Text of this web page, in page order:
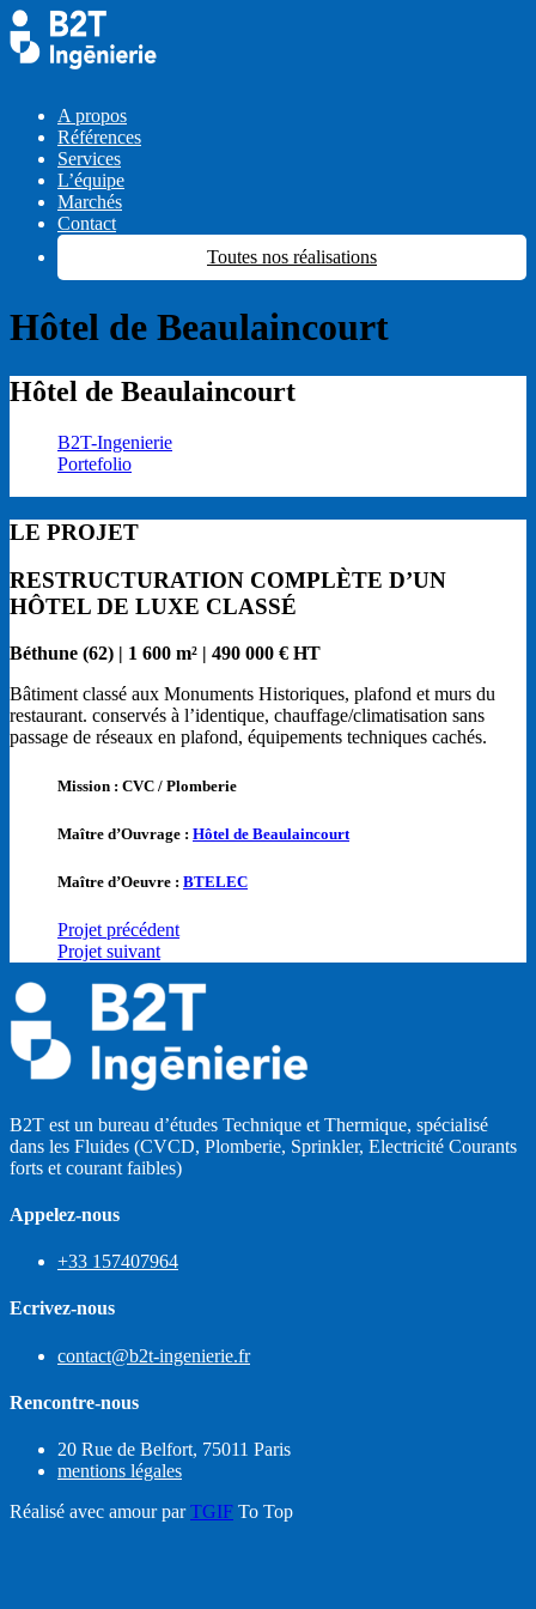
A propos
Références
Services
L’équipe
Marchés
Contact
Toutes nos réalisations
Hôtel de Beaulaincourt
Hôtel de Beaulaincourt
B2T-Ingenierie
Portefolio
LE PROJET
RESTRUCTURATION COMPLÈTE D’UN
HÔTEL DE LUXE CLASSÉ
Béthune (62) | 1 600 m² | 490 000 € HT
Bâtiment classé aux Monuments Historiques, plafond et murs du
restaurant. conservés à l’identique, chauffage/climatisation sans
passage de réseaux en plafond, équipements techniques cachés.
Mission : CVC / Plomberie
Maître d’Ouvrage : Hôtel de Beaulaincourt
Maître d’Oeuvre : BTELEC
Projet précédent
Projet suivant
B2T est un bureau d’études Technique et Thermique, spécialisé
dans les Fluides (CVCD, Plomberie, Sprinkler, Electricité Courants
forts et courant faibles)
Appelez-nous
+33 157407964
Ecrivez-nous
contact@b2t-ingenierie.fr
Rencontre-nous
20 Rue de Belfort, 75011 Paris
mentions légales
Réalisé avec amour parTGIF To Top